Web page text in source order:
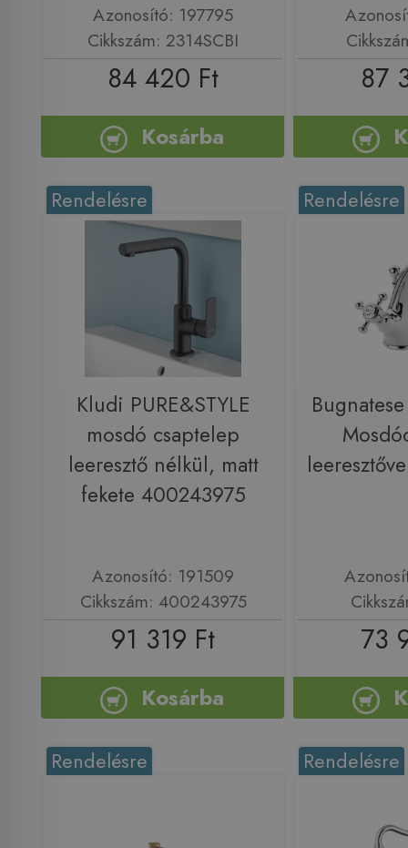
Azonosító: 197795
Cikkszám: 2314SCBI
84 420 Ft
Kosárba
87
Rendelésre
Kludi PURE&STYLE
mosdó csaptelep
leeresztő nélkül, matt
fekete 400243975
Azonosító: 191509
Cikkszám: 400243975
91 319 Ft
Kosárba
Rendelésre
73
Rendelésre Rendelésre